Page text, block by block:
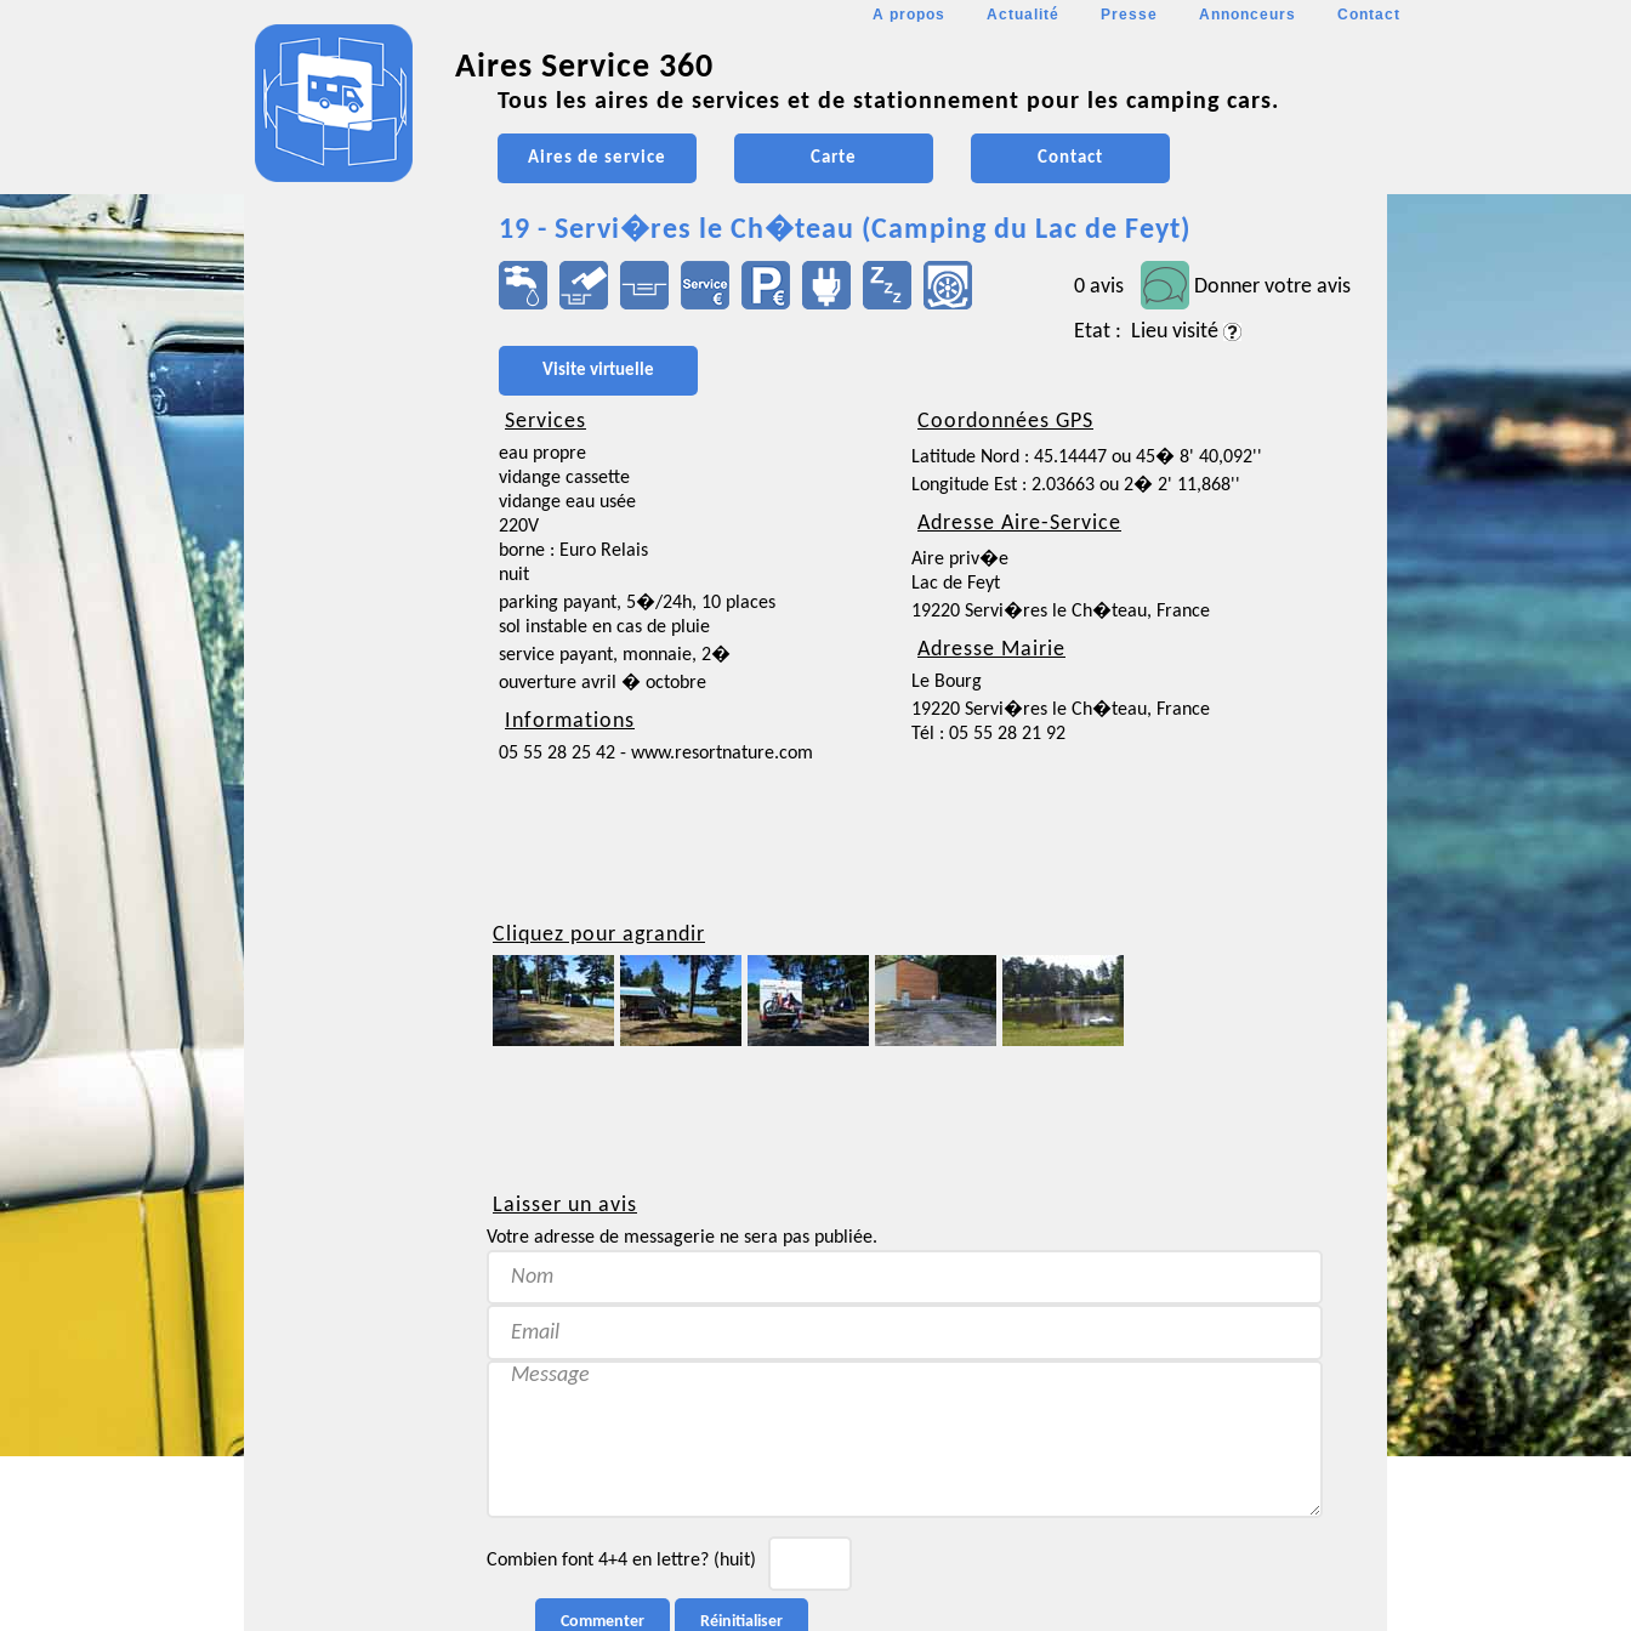
A propos Actualité Presse Annonceurs Contact
Aires Service 360
Tous les aires de services et de stationnement pour les camping cars.
Aires de service Carte Contact
19 - Servi�res le Ch�teau (Camping du Lac de Feyt)
0 avis
Donner votre avis
Etat : Lieu visité
Visite virtuelle
Services
eau propre
vidange cassette
vidange eau usée
220V
borne : Euro Relais
nuit
parking payant, 5�/24h, 10 places
sol instable en cas de pluie
service payant, monnaie, 2�
ouverture avril � octobre
Informations
05 55 28 25 42 - www.resortnature.com
Coordonnées GPS
Latitude Nord : 45.14447 ou 45� 8' 40,092''
Longitude Est : 2.03663 ou 2� 2' 11,868''
Adresse Aire-Service
Aire priv�e
Lac de Feyt
19220 Servi�res le Ch�teau, France
Adresse Mairie
Le Bourg
19220 Servi�res le Ch�teau, France
Tél : 05 55 28 21 92
Cliquez pour agrandir
Laisser un avis
Votre adresse de messagerie ne sera pas publiée.
Combien font 4+4 en lettre? (huit)